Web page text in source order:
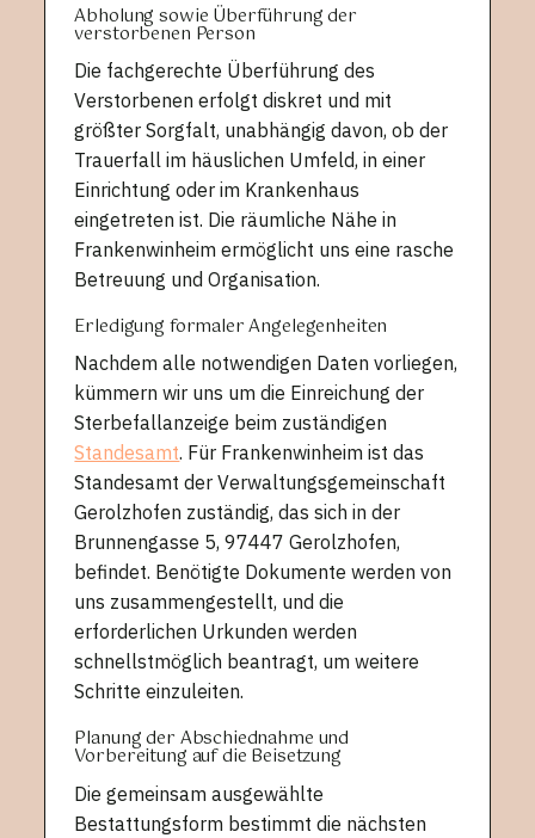
Abholung sowie Überführung der
verstorbenen Person
Die fachgerechte Überführung des
Verstorbenen erfolgt diskret und mit
größter Sorgfalt, unabhängig davon, ob der
Trauerfall im häuslichen Umfeld, in einer
Einrichtung oder im Krankenhaus
eingetreten ist. Die räumliche Nähe in
Frankenwinheim ermöglicht uns eine rasche
Betreuung und Organisation.
Erledigung formaler Angelegenheiten
Nachdem alle notwendigen Daten vorliegen,
kümmern wir uns um die Einreichung der
Sterbefallanzeige beim zuständigen
Standesamt. Für Frankenwinheim ist das
Standesamt der Verwaltungsgemeinschaft
Gerolzhofen zuständig, das sich in der
Brunnengasse 5, 97447 Gerolzhofen,
befindet. Benötigte Dokumente werden von
uns zusammengestellt, und die
erforderlichen Urkunden werden
schnellstmöglich beantragt, um weitere
Schritte einzuleiten.
Planung der Abschiednahme und
Vorbereitung auf die Beisetzung
Die gemeinsam ausgewählte
Bestattungsform bestimmt die nächsten